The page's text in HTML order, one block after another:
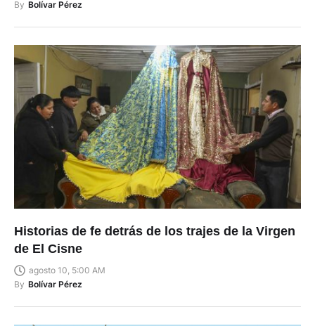
By Bolívar Pérez
Historias de fe detrás de los trajes de la Virgen
de El Cisne
agosto 10, 5:00 AM
By Bolívar Pérez